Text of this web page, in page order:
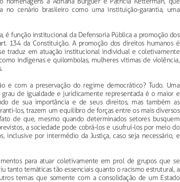
no cenário brasileiro como uma instituição-garantia, uma
é função institucional da Defensoria Pública a promoção dos
134 da Constituição. A promoção dos direitos humanos é
traduz em atuação institucional individual e coletivamente
indígenas e quilombolas, mulheres vítimas de violência,
com a preservação do regime democrático? Tudo. Uma
de igualdade e juridicamente representada é o maior e
de sua importância e de seus direitos, mas também as
los, trazem um equilibro de forças entre os mais diversos
de que, mesmo quando determinados setores busquem
a sociedade pode cobrá-los e usufruí-los por meio do
por intermédio da Justiça, caso seja necessário, e
para atuar coletivamente em prol de grupos que se
tanto temáticas tão essenciais quanto o racismo estrutural, a
temas que somente com a consolidação de um Estado